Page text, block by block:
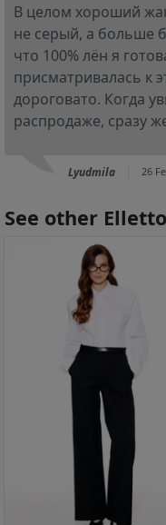
В целом хороший
не серый, а больше
что 100% лён я
присматривалась к
дороговато. Когда
распродаже, сразу
Lyudmila 26
See other